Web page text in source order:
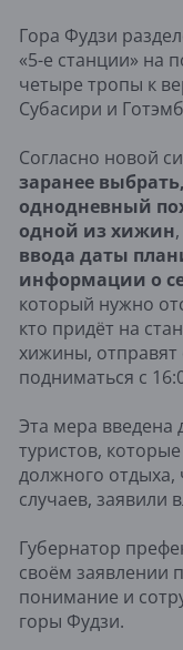
Гора Фудзи
«5-е станции» на
четыре тропы к
Субасири и
Согласно новой
заранее
однодневный
одной из хижин
ввода даты
информации о
который нужно
кто придёт на
хижины,
подниматься с
Эта мера введена
туристов,
должного отдыха,
случаев, заявили
Губернатор
своём заявлении
понимание и
горы Фудзи.